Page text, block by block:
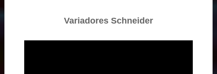
Variadores Schneider